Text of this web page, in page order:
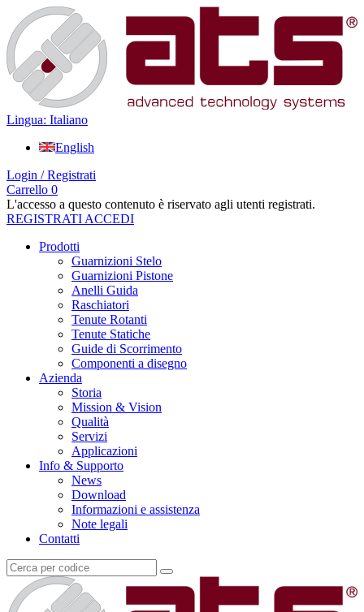
Lingua: Italiano
English
Login / Registrati
Carrello 0
L'accesso a questo contenuto è riservato agli utenti registrati.
REGISTRATI ACCEDI
Prodotti
Guarnizioni Stelo
Guarnizioni Pistone
Anelli Guida
Raschiatori
Tenute Rotanti
Tenute Statiche
Guide di Scorrimento
Componenti a disegno
Azienda
Storia
Mission & Vision
Qualità
Servizi
Applicazioni
Info & Supporto
News
Download
Informazioni e assistenza
Note legali
Contatti